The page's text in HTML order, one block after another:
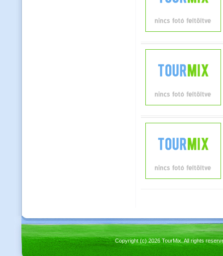
Copyright (c) 2026 TourMix. All rights